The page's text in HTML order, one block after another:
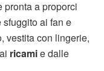
pronta a proporci
ai fan e
vestita con lingerie,
ricamie dalle